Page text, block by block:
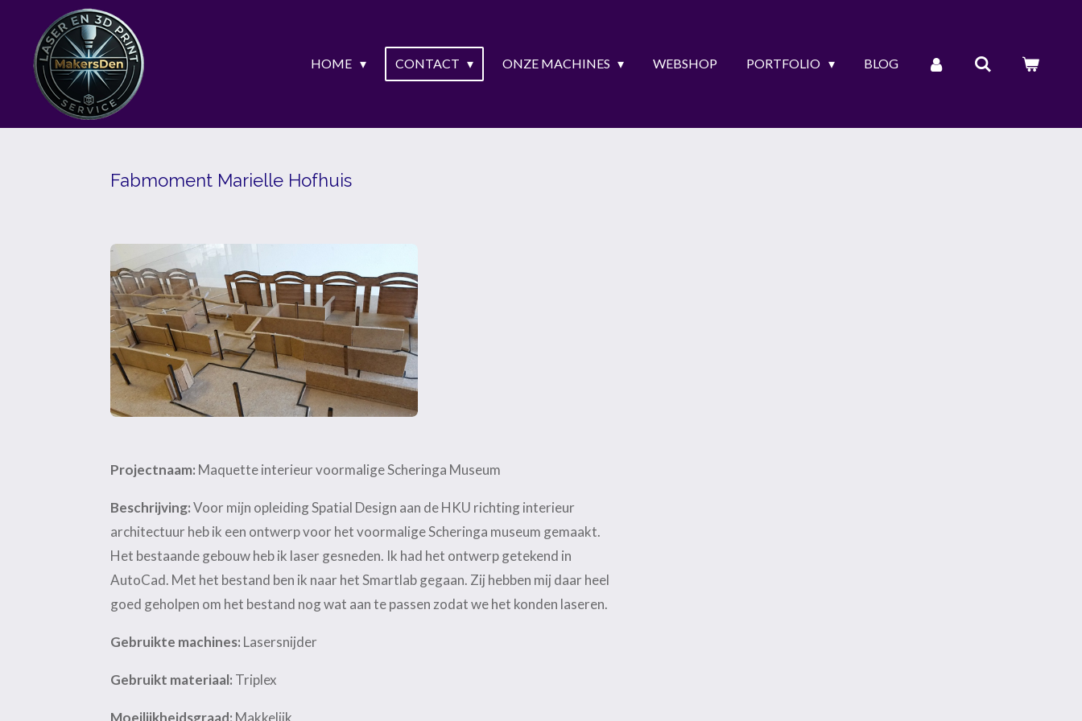
direct
naar
hoofdinhoud
HOME CONTACT ONZE MACHINES WEBSHOP PORTFOLIO BLOG
Fabmoment Marielle Hofhuis
Projectnaam: Maquette interieur voormalige Scheringa Museum
Beschrijving:Voor mijn opleiding Spatial Design aan de HKU richting interieur
architectuur heb ik een ontwerp voor het voormalige Scheringa museum gemaakt.
Het bestaande gebouw heb ik laser gesneden. Ik had het ontwerp getekend in
AutoCad. Met het bestand ben ik naar het Smartlab gegaan. Zij hebben mij daar heel
goed geholpen om het bestand nog wat aan te passen zodat we het konden laseren.
Gebruikte machines: Lasersnijder
Gebruikt materiaal: Triplex
Moeilijkheidsgraad: Makkelijk